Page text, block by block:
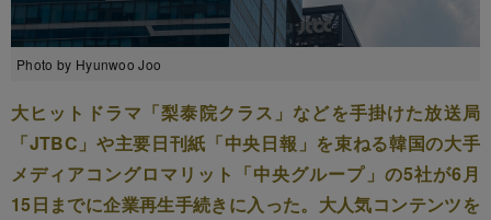
Photo by Hyunwoo Joo
大ヒットドラマ「梨泰院クラス」などを手掛けた放送局
「JTBC」や主要日刊紙「中央日報」を束ねる韓国の大手
メディアコングロマリット「中央グループ」の5社が6月
15日までに企業再生手続きに入った。大人気コンテンツを